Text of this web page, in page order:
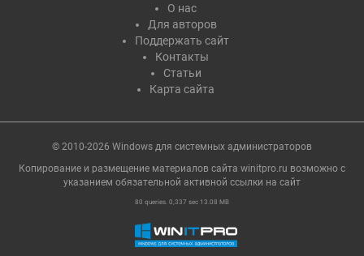
О нас
Для авторов
Поддержать сайт
Контакты
Статьи
Карта сайта
© 2010-2026 Windows для системных администраторов
Копирование и размещение материалов сайта winitpro.ru возможно с
указанием обязательной активной ссылки на cайт
80 queries. 0,337 sec 13.08 MB